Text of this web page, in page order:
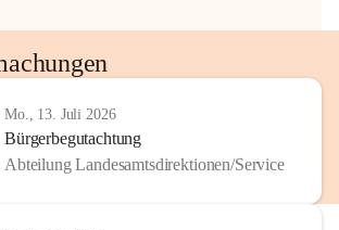
Mo., 13. Juli 2026
Bürgerbegutachtung
Abteilung Landesamtsdirektionen/Service